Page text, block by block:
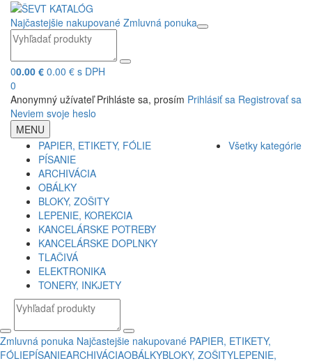
Najčastejšie nakupované Zmluvná ponuka
00.00 € 0.00 € s DPH
0
Anonymný užívateľ Prihláste sa, prosím Prihlásiť sa Registrovať sa
Neviem svoje heslo
MENU
PAPIER, ETIKETY, FÓLIE
PÍSANIE
ARCHIVÁCIA
OBÁLKY
BLOKY, ZOŠITY
LEPENIE, KOREKCIA
KANCELÁRSKE POTREBY
KANCELÁRSKE DOPLNKY
TLAČIVÁ
ELEKTRONIKA
TONERY, INKJETY
Všetky kategórie
Zmluvná ponuka Najčastejšie nakupované PAPIER, ETIKETY,
FÓLIEPÍSANIEARCHIVÁCIAOBÁLKYBLOKY, ZOŠITYLEPENIE,